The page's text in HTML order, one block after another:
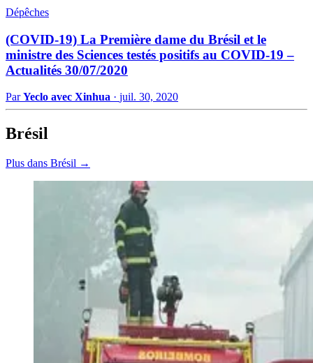
Dépêches
(COVID-19) La Première dame du Brésil et le
ministre des Sciences testés positifs au COVID-19 –
Actualités 30/07/2020
ParYeclo avec Xinhua · juil. 30, 2020
Brésil
Plus dans Brésil →